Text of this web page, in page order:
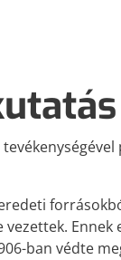
ALAPELVEK
ban védte